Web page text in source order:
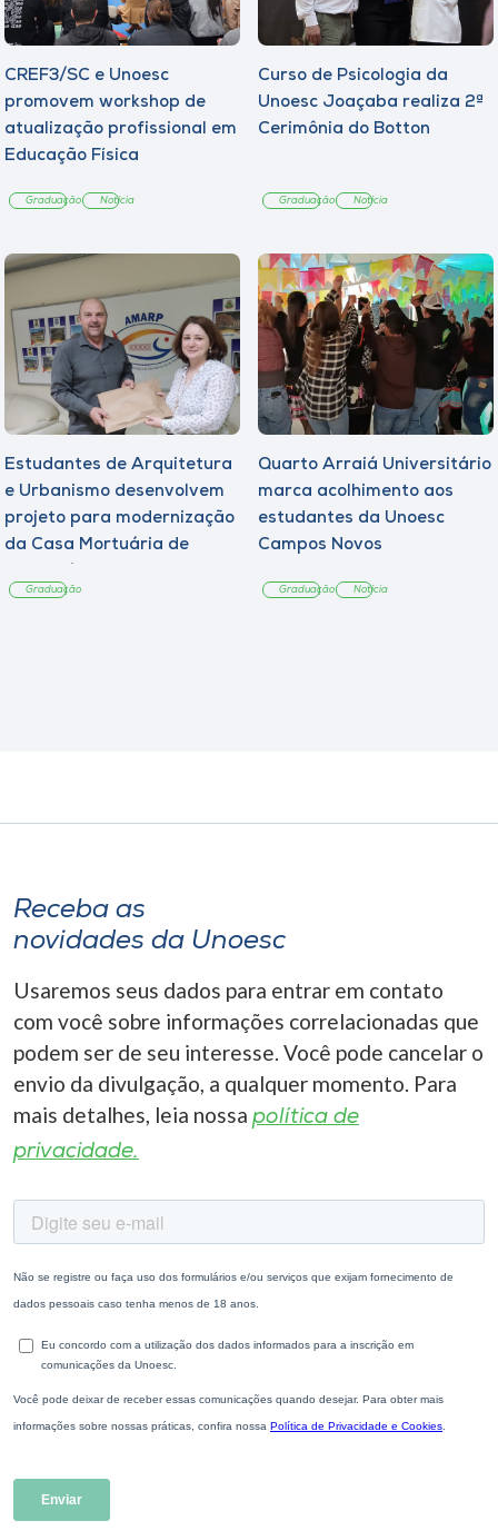
CREF3/SC e Unoesc
promovem workshop de
atualização profissional em
Educação Física
Graduação Notícia
Curso de Psicologia da
Unoesc Joaçaba realiza 2ª
Cerimônia do Botton
Graduação Notícia
Estudantes de Arquitetura
e Urbanismo desenvolvem
projeto para modernização
da Casa Mortuária de
Graduação
Quarto Arraiá Universitário
marca acolhimento aos
estudantes da Unoesc
Campos Novos
Graduação Notícia
Receba as
novidades da Unoesc
Usaremos seus dados para entrar em contato
com você sobre informações correlacionadas que
podem ser de seu interesse. Você pode cancelar o
envio da divulgação, a qualquer momento. Para
mais detalhes, leia nossa política de
privacidade.